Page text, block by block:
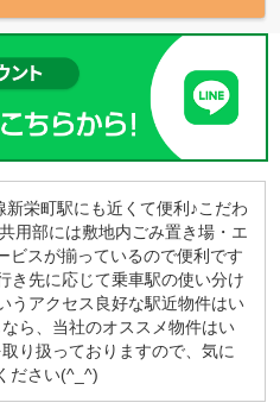
栄町駅にも近くて便利♪こだわ
用部には敷地内ごみ置き場・エ
ビスが揃っているので便利です
き先に応じて乗車駅の使い分け
うアクセス良好な駅近物件はい
ら、当社のオススメ物件はい
り扱っておりますので、気に
ださい(^_^)